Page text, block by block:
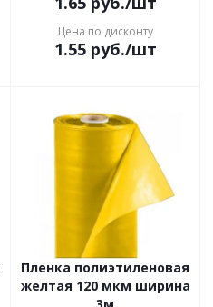
Цена по дисконту
1.55руб./шт
Пленка полиэтиленовая
желтая 120 мкм ширина